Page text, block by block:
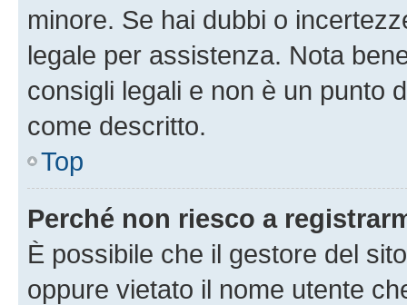
minore. Se hai dubbi o
legale per assistenza. Nota
consigli legali e non è un punto
come descritto.
Top
Perché non riesco a
È possibile che il gestore del
oppure vietato il nome utente